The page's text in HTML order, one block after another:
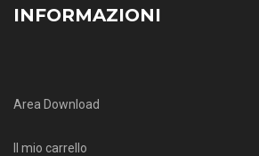
INFORMAZIONI
Area Download
Il mio carrello